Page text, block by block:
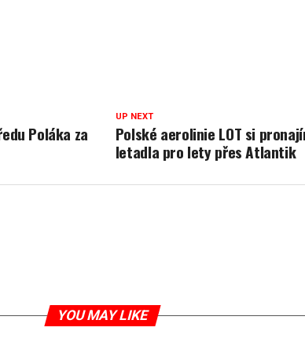
UP NEXT
Polské aerolinie LOT si
letadla pro lety přes Atlantik
Poláka za
YOU MAY LIKE